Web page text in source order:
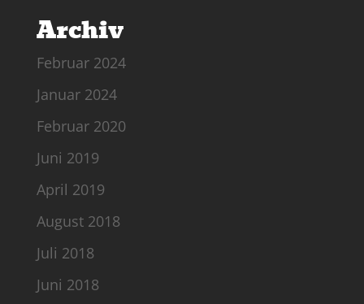
Archiv
Februar 2024
Januar 2024
Februar 2020
Juni 2019
April 2019
August 2018
Juli 2018
Juni 2018